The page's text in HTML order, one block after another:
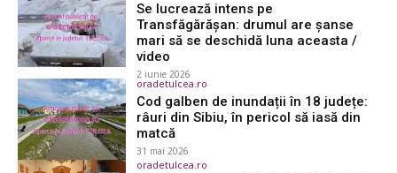
Se lucrează intens pe
Transfăgărășan: drumul are șanse
mari să se deschidă luna aceasta /
video
2 iunie 2026
oradetulcea.ro
Cod galben de inundații în 18 județe:
râuri din Sibiu, în pericol să iasă din
matcă
31 mai 2026
oradetulcea.ro